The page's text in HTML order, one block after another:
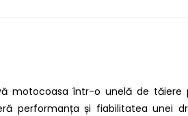
motocoasa într-o unelă de
performanța și fiabilitatea unei